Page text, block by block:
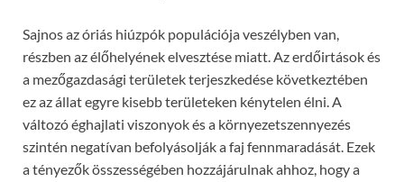
Sajnos az óriás hiúzpók populációja veszélyben van,
részben az élőhelyének elvesztése miatt. Az erdőirtások és
a mezőgazdasági területek terjeszkedése következtében
ez az állat egyre kisebb területeken kénytelen élni. A
változó éghajlati viszonyok és a környezetszennyezés
szintén negatívan befolyásolják a faj fennmaradását. Ezek
a tényezők összességében hozzájárulnak ahhoz, hogy a